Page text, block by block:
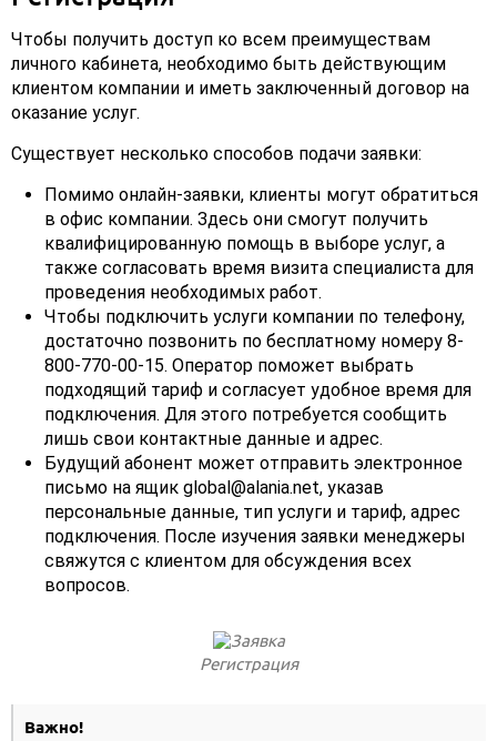
Чтобы получить доступ ко всем преимуществам
личного кабинета, необходимо быть действующим
клиентом компании и иметь заключенный договор на
оказание услуг.
Существует несколько способов подачи заявки:
Помимо онлайн-заявки, клиенты могут обратиться
в офис компании. Здесь они смогут получить
квалифицированную помощь в выборе услуг, а
также согласовать время визита специалиста для
проведения необходимых работ.
Чтобы подключить услуги компании по телефону,
достаточно позвонить по бесплатному номеру 8-
800-770-00-15. Оператор поможет выбрать
подходящий тариф и согласует удобное время для
подключения. Для этого потребуется сообщить
лишь свои контактные данные и адрес.
Будущий абонент может отправить электронное
письмо на ящик global@alania.net, указав
персональные данные, тип услуги и тариф, адрес
подключения. После изучения заявки менеджеры
свяжутся с клиентом для обсуждения всех
вопросов.
Регистрация
Важно!